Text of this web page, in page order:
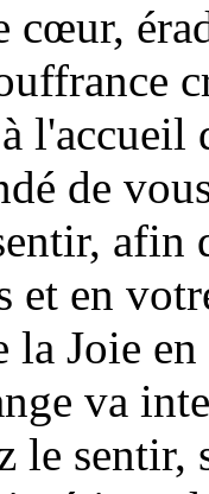
cœur,
de
afin
et en
la Joie
va
le sentir,